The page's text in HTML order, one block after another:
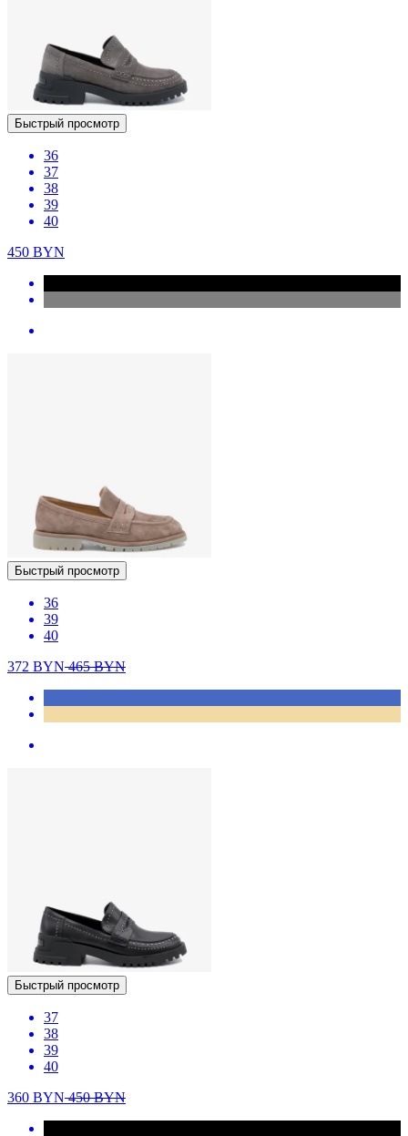
Быстрый просмотр
36
37
38
39
40
450 BYN
Быстрый просмотр
36
39
40
372 BYN465BYN
Быстрый просмотр
37
38
39
40
360 BYN450BYN